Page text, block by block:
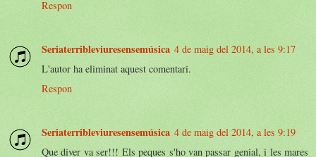
Respon
Seriaterribleviuresensemúsica 4 de maig del 2014, a les 9:17
L'autor ha eliminat aquest comentari.
Respon
Seriaterribleviuresensemúsica 4 de maig del 2014, a les 9:19
Que diver va ser!!! Els peques s'ho van passar genial, i les mares